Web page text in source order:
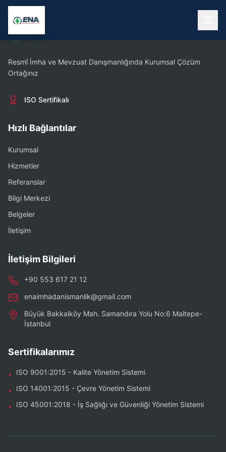
Resmî İmha ve Mevzuat Danışmanlığında Kurumsal Çözüm
Ortağınız
ISO Sertifikalı
Hızlı Bağlantılar
Kurumsal
Hizmetler
Referanslar
Bilgi Merkezi
Belgeler
İletişim
İletişim Bilgileri
+90 553 617 21 12
enaimhadanismanlik@gmail.com
Büyük Bakkalköy Mah. Samandıra Yolu No:6 Maltepe-
İstanbul
Sertifikalarımız
• ISO 9001:2015 - Kalite Yönetim Sistemi
• ISO 14001:2015 - Çevre Yönetim Sistemi
• ISO 45001:2018 - İş Sağlığı ve Güvenliği Yönetim Sistemi